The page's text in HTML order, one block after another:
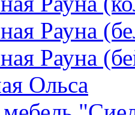
Рауна
Рауна
Ольса